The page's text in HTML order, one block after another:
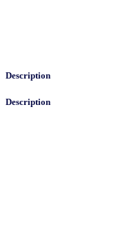
Description
Description